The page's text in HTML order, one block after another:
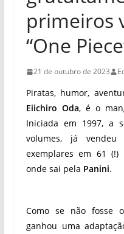
primeiros
“One
21 de outubro de 2023
Piratas, humor,
Eiichiro Oda, é o
Iniciada em 1997, a
volumes, já
exemplares em 61
onde sai pela Panini.
Como se não fosse
ganhou uma